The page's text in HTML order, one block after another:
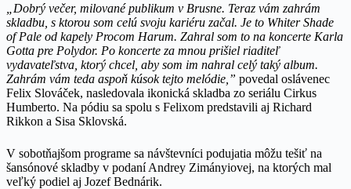
„Dobrý večer, milované publikum v Brusne. Teraz vám zahrám
skladbu, s ktorou som celú svoju kariéru začal. Je to Whiter Shade
of Pale od kapely Procom Harum. Zahral som to na koncerte Karla
Gotta pre Polydor. Po koncerte za mnou prišiel riaditeľ
vydavateľstva, ktorý chcel, aby som im nahral celý taký album.
Zahrám vám teda aspoň kúsok tejto melódie,” povedal oslávenec
Felix Slováček, nasledovala ikonická skladba zo seriálu Cirkus
Humberto. Na pódiu sa spolu s Felixom predstavili aj Richard
Rikkon a Sisa Sklovská.
V sobotňajšom programe sa návštevníci podujatia môžu tešiť na
šansónové skladby v podaní Andrey Zimányiovej, na ktorých mal
veľký podiel aj Jozef Bednárik.